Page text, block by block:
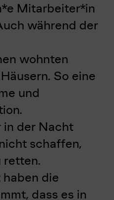
Mitarbeiter*in
während der
wohnten
So eine
und
in der Nacht
schaffen,
retten.
haben die
dass es in